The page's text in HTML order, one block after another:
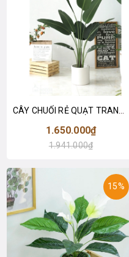
CÂY CHUỐI RẺ QUẠT TRANG TRÍ 1M6 (gồm 3 nhánh) - LC3017
1.650.000₫
1.941.000₫
15%